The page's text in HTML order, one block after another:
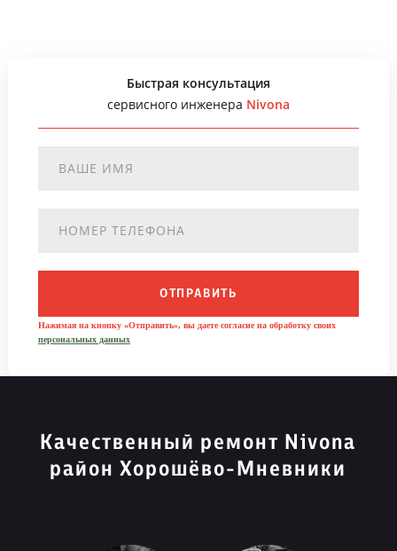
Быстрая консультация
сервисного инженера Nivona
ОТПРАВИТЬ
Нажимая на кнопку «Отправить», вы даете согласие на обработку своих
персональных данных
Качественный ремонт Nivona
район Хорошёво-Мневники